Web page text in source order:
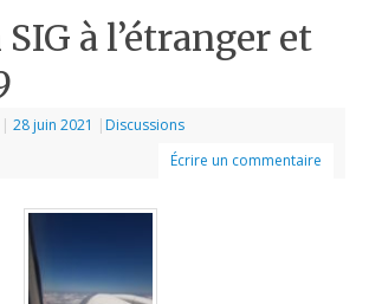
à l’étranger et
| 28 juin 2021 | Discussions
Écrire un commentaire